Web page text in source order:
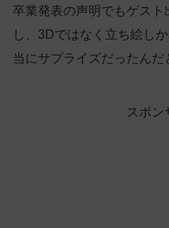
卒業発表の声明でもゲス
し、3Dではなく立ち絵し
当にサプライズだったんだ
スポン